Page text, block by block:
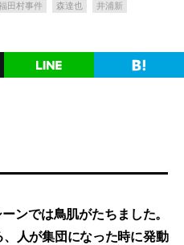
田村事件 森達也
井浦新
ンでは鳥肌がたちました。
人が集団になった時に発動